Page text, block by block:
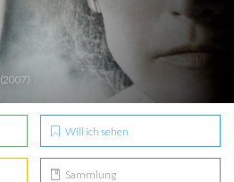
(2007)
Will ich sehen
Sammlung